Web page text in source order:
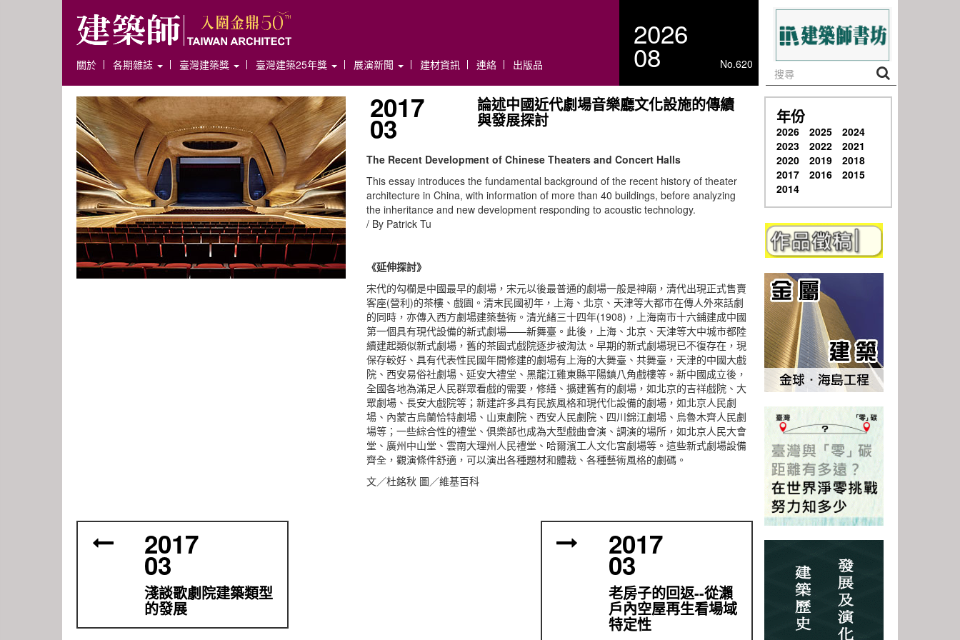
關於 各期雜誌 臺灣建築獎 臺灣建築25年獎 展演新聞 建材資訊 連絡 出版品
2026
08 No.620
2017
03
論述中國近代劇場音樂廳文化設施的傳續
與發展探討
The Recent Development of Chinese Theaters and Concert Halls
This essay introduces the fundamental background of the recent history of theater
architecture in China, with information of more than 40 buildings, before analyzing
the inheritance and new development responding to acoustic technology.
/ By Patrick Tu
《延伸探討》
宋代的勾欄是中國最早的劇場，宋元以後最普通的劇場一般是神廟，清代出現正式售賣
客座(營利)的茶樓、戲園。清末民國初年，上海、北京、天津等大都市在傳人外來話劇
的同時，亦傳入西方劇場建築藝術。清光緒三十四年(1908)，上海南市十六鋪建成中國
第一個具有現代設備的新式劇場——新舞臺。此後，上海、北京、天津等大中城市都陸
續建起類似新式劇場，舊的茶園式戲院逐步被淘汰。早期的新式劇場現已不復存在，現
保存較好、具有代表性民國年間修建的劇場有上海的大舞臺、共舞臺，天津的中國大戲
院、西安易俗社劇場、延安大禮堂、黑龍江雞東縣平陽鎮八角戲樓等。新中國成立後，
全國各地為滿足人民群眾看戲的需要，修繕、擴建舊有的劇場，如北京的吉祥戲院、大
眾劇場、長安大戲院等；新建許多具有民族風格和現代化設備的劇場，如北京人民劇
場、內蒙古烏蘭恰特劇場、山東劇院、西安人民劇院、四川錦江劇場、烏魯木齊人民劇
場等；一些綜合性的禮堂、俱樂部也成為大型戲曲會演、調演的場所，如北京人民大會
堂、廣州中山堂、雲南大理州人民禮堂、哈爾濱工人文化宮劇場等。這些新式劇場設備
齊全，觀演條件舒適，可以演出各種題材和體裁、各種藝術風格的劇碼。
文／杜銘秋 圖／維基百科
2017
03
淺談歌劇院建築類型
的發展
2017
03
老房子的回返--從瀨
戶內空屋再生看場域
特定性
年份
2026 2025
2024
2023
2022
2021
2020
2019
2018
2017
2016
2015
2014